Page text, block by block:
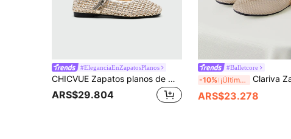
#EleganciaEnZapatosPlanos
CHICVUE Zapatos planos de moda para mujer, diseño de hebilla calada, cómodos de llevar, adecuados para viajes, vacaciones, Día de la Madre, bailarinas
ARS$29.804
#Balletcore
-10% ¡Últimos 2 días Clariva Zapatos planos tipo Mary Jane con correa para mujer, otoño/invierno 2025 Nuevo, Mocasines de estilo
ARS$23.278